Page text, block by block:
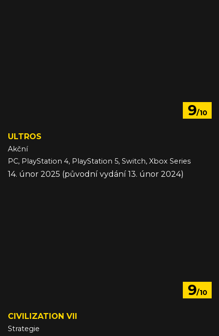
9/10
ULTROS
Akční
PC, PlayStation 4, PlayStation 5, Switch, Xbox Series
14. únor 2025 (původní vydání 13. únor 2024)
9/10
CIVILIZATION VII
Strategie